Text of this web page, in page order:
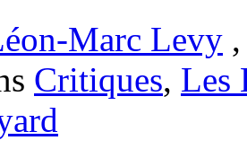
Marc Levy
Critiques, Les